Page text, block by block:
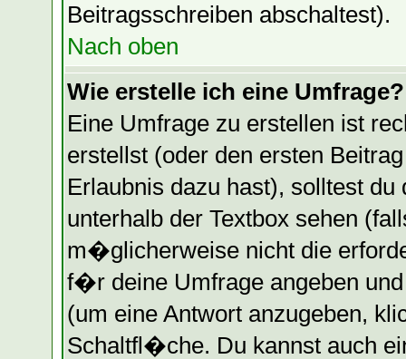
Beitragsschreiben abschaltest).
Nach oben
Wie erstelle ich eine Umfrage?
Eine Umfrage zu erstellen ist
erstellst (oder den ersten
Erlaubnis dazu hast), solltest du
unterhalb der Textbox sehen
m�glicherweise nicht die
f�r deine Umfrage angeben
(um eine Antwort anzugeben,
Schaltfl�che. Du kannst auch